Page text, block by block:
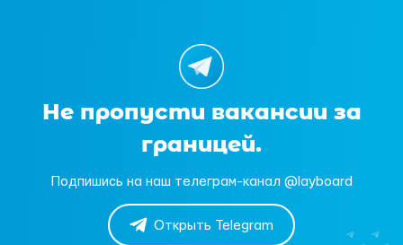
Не пропусти вакансии за
границей.
Подпишись на наш телеграм-канал @layboard
Открыть Telegram